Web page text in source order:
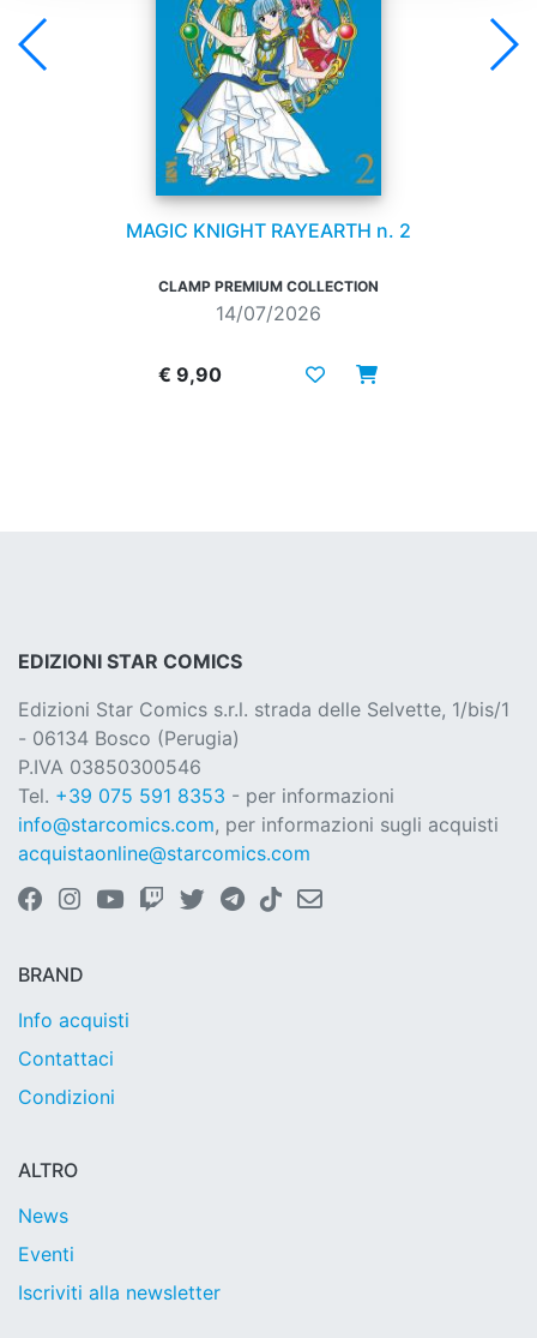
MAGIC KNIGHT RAYEARTH n. 2
CLAMP PREMIUM COLLECTION
14/07/2026
€ 9,90
EDIZIONI STAR COMICS
Edizioni Star Comics s.r.l. strada delle Selvette, 1/bis/1
- 06134 Bosco (Perugia)
P.IVA 03850300546
Tel. +39 075 591 8353 - per informazioni
info@starcomics.com, per informazioni sugli acquisti
acquistaonline@starcomics.com
BRAND
Info acquisti
Contattaci
Condizioni
ALTRO
News
Eventi
Iscriviti alla newsletter